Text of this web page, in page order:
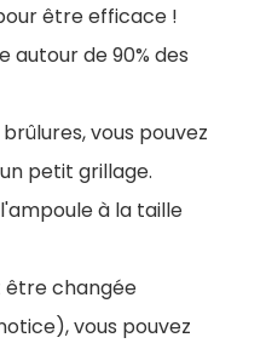
être efficace !
autour de 90% des
vous pouvez
petit grillage.
à la taille
être changée
vous pouvez